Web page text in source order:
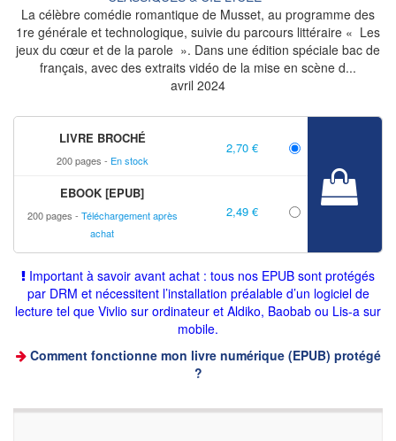
La célèbre comédie romantique de Musset, au programme des
1re générale et technologique, suivie du parcours littéraire « Les
jeux du cœur et de la parole ». Dans une édition spéciale bac de
français, avec des extraits vidéo de la mise en scène d...
avril 2024
LIVRE BROCHÉ
200 pages En stock
2,70 €
EBOOK [EPUB]
200 pages
Téléchargement après
achat
2,49 €
Important à savoir avant achat : tous nos EPUB sont protégés
par DRM et nécessitent l’installation préalable d’un logiciel de
lecture tel que Vivlio sur ordinateur et Aldiko, Baobab ou Lis-a sur
mobile.
Comment fonctionne mon livre numérique (EPUB) protégé
?